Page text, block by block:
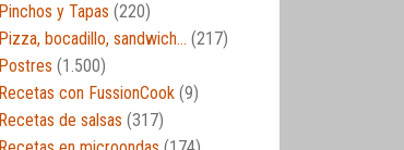
Pinchos y Tapas (220)
Pizza, bocadillo, sandwich… (217)
Postres (1.500)
Recetas con FussionCook (9)
Recetas de salsas (317)